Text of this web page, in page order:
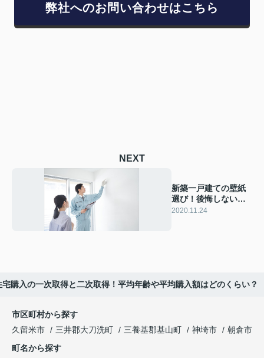
弊社へのお問い合わせはこちら
NEXT
新築一戸建ての壁紙
選び！後悔しない選
び方を解説
2020.11.24
宅購入の一次取得と二次取得！平均年齢や平均購入額はどのくらい？
市区町村から探す
久留米市
三井郡大刀洗町 三養基郡基山町 神埼市
朝倉市
町名から探す